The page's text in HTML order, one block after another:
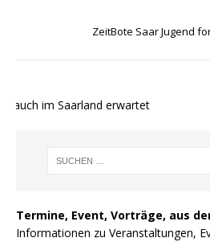
ZeitBote Saar Jugend
auch im Saarland erwartet
Termine, Event, Vorträge, aus
Informationen zu Veranstaltungen,